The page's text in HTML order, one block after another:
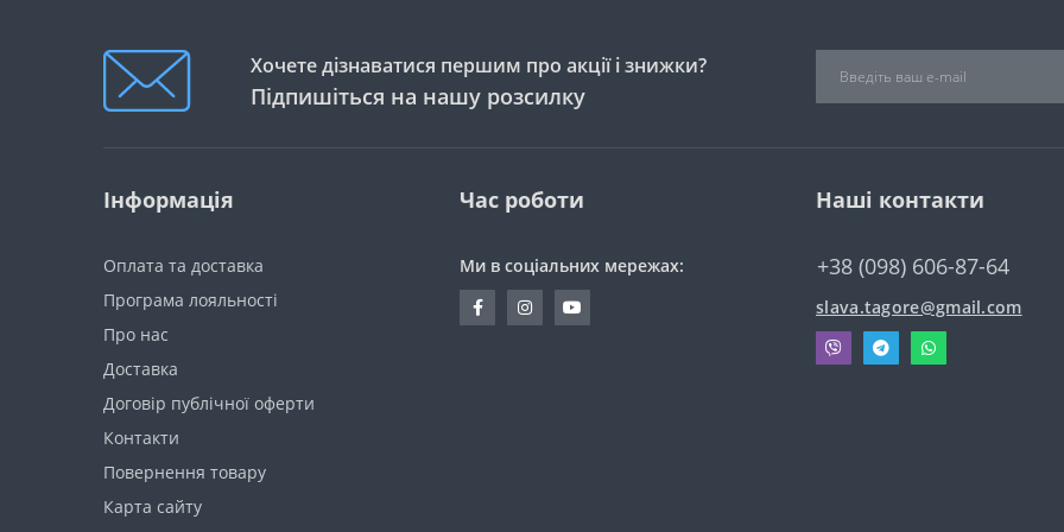
Хочете дізнаватися першим про акції і знижки?
Підпишіться на нашу розсилку
Інформація
Оплата та доставка
Програма лояльності
Про нас
Доставка
Договір публічної оферти
Контакти
Повернення товару
Карта сайту
Час роботи
Ми в соціальних мережах:
Наші контакти
+38 (098) 606-87-64
slava.tagore@gmail.com